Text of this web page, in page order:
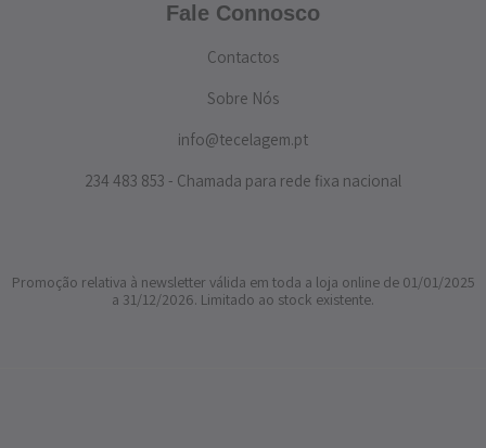
Fale Connosco
Contactos
Sobre Nós
info@tecelagem.pt
234 483 853 - Chamada para rede fixa nacional
Promoção relativa à newsletter válida em toda a loja online de 01/01/2025
a 31/12/2026. Limitado ao stock existente.